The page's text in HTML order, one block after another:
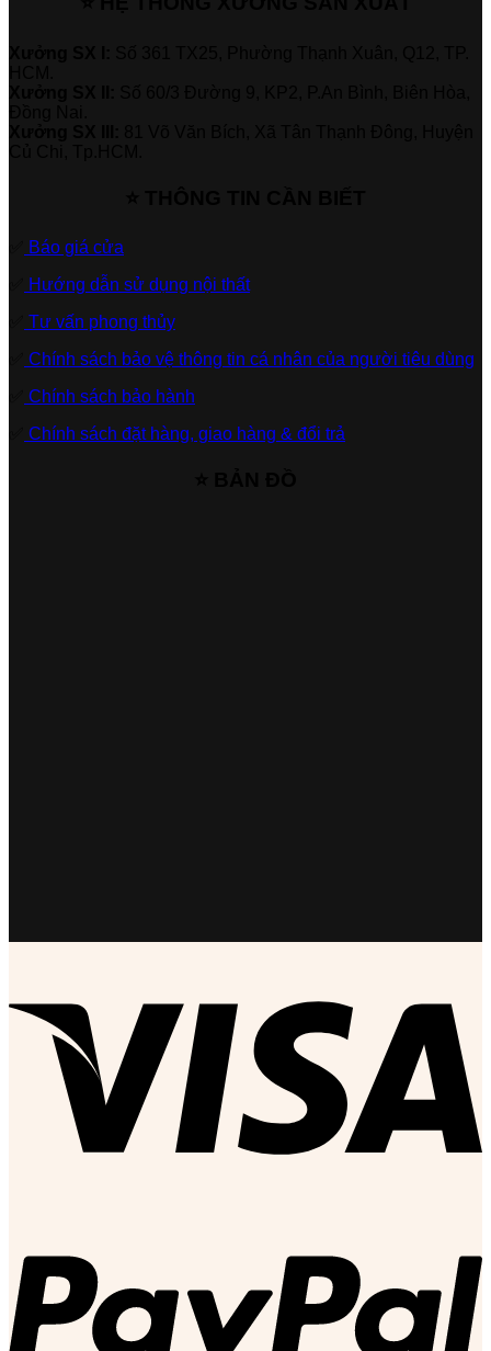
Báo giá cửa
Hướng dẫn sử dụng nội thất
Tư vấn phong thủy
Chính sách bảo vệ thông tin cá nhân của người tiêu dùng
Chính sách bảo hành
Chính sách đặt hàng, giao hàng & đổi trả